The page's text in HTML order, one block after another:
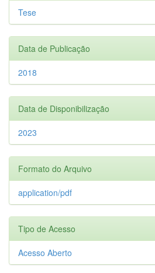
Tese
Data de Publicação
2018
Data de Disponibilização
2023
Formato do Arquivo
application/pdf
Tipo de Acesso
Acesso Aberto